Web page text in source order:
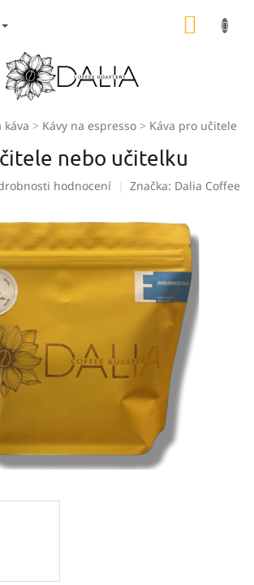
káva Kávy na espresso Káva pro učitele
nebo učitelku
hodnocení Značka: Dalia Coffee